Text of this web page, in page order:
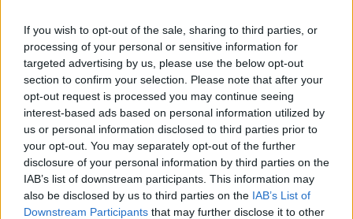
If you wish to opt-out of the sale, sharing to third parties, or
processing of your personal or sensitive information for
targeted advertising by us, please use the below opt-out
section to confirm your selection. Please note that after your
opt-out request is processed you may continue seeing
interest-based ads based on personal information utilized by
us or personal information disclosed to third parties prior to
your opt-out. You may separately opt-out of the further
disclosure of your personal information by third parties on the
IAB’s list of downstream participants. This information may
also be disclosed by us to third parties on the IAB’s List of
Downstream Participants that may further disclose it to other